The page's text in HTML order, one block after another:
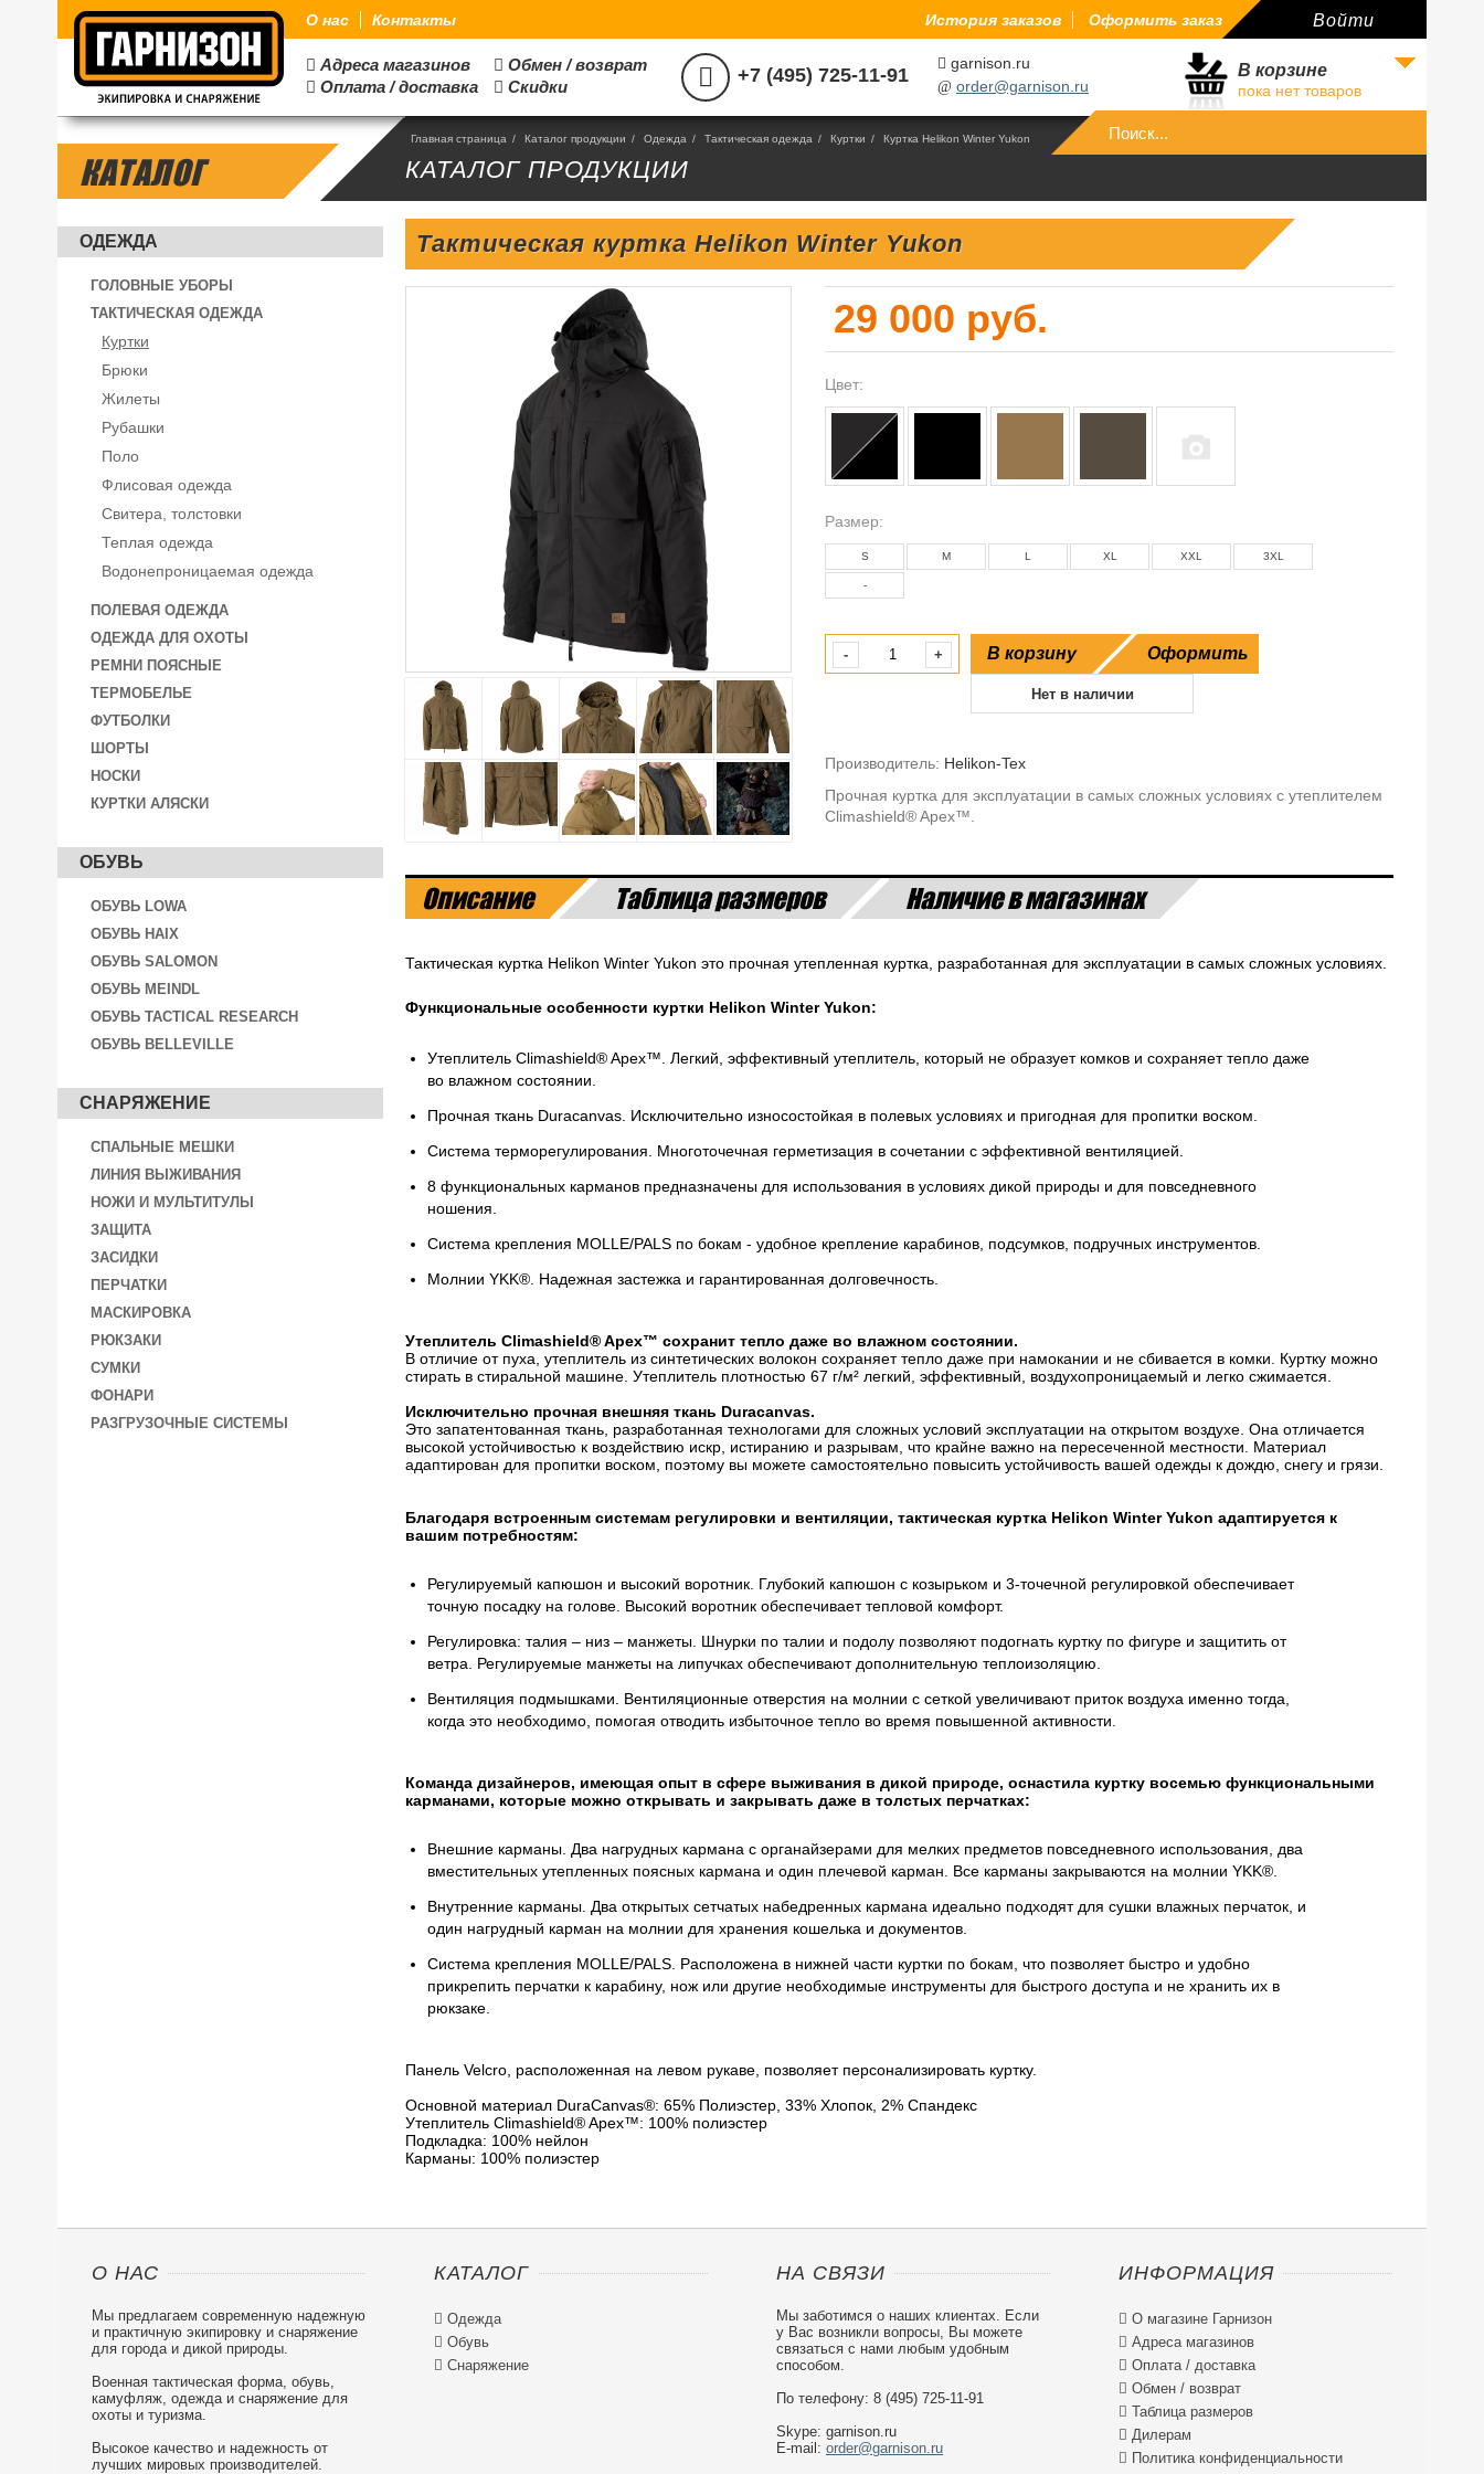
О нас Контакты Войти
История заказов Оформить заказ
 Адреса магазинов  Обмен / возврат
 Оплата / доставка  Скидки  +7 (495) 725-11-91
 garnison.ru
@ order@garnison.ru
В корзине
пока нет товаров
КАТАЛОГ
ОДЕЖДА
ГОЛОВНЫЕ УБОРЫ
ТАКТИЧЕСКАЯ ОДЕЖДА
Куртки
Брюки
Жилеты
Рубашки
Поло
Флисовая одежда
Свитера, толстовки
Теплая одежда
Водонепроницаемая одежда
ПОЛЕВАЯ ОДЕЖДА
ОДЕЖДА ДЛЯ ОХОТЫ
РЕМНИ ПОЯСНЫЕ
ТЕРМОБЕЛЬЕ
ФУТБОЛКИ
ШОРТЫ
НОСКИ
КУРТКИ АЛЯСКИ
ОБУВЬ
ОБУВЬ LOWA
ОБУВЬ HAIX
ОБУВЬ SALOMON
ОБУВЬ MEINDL
ОБУВЬ TACTICAL RESEARCH
ОБУВЬ BELLEVILLE
СНАРЯЖЕНИЕ
СПАЛЬНЫЕ МЕШКИ
ЛИНИЯ ВЫЖИВАНИЯ
НОЖИ И МУЛЬТИТУЛЫ
ЗАЩИТА
ЗАСИДКИ
ПЕРЧАТКИ
МАСКИРОВКА
РЮКЗАКИ
СУМКИ
ФОНАРИ
РАЗГРУЗОЧНЫЕ СИСТЕМЫ
Главная страница / Каталог продукции / Одежда / Тактическая одежда / Куртки / Куртка Helikon Winter Yukon
КАТАЛОГ ПРОДУКЦИИ
Тактическая куртка Helikon Winter Yukon
29 000 руб.
Цвет:
Размeр:
S M L XL XXL 3XL
-
- + В корзину Оформить
Нет в наличии
Производитель: Helikon-Tex
Прочная куртка для эксплуатации в самых сложных условиях с утеплителем
Climashield® Apex™.
Описание Таблица размеров Наличие в магазинах
Тактическая куртка Helikon Winter Yukon это прочная утепленная куртка, разработанная для эксплуатации в самых сложных условиях.
Функциональные особенности куртки Helikon Winter Yukon:
Утеплитель Climashield® Apex™. Легкий, эффективный утеплитель, который не образует комков и сохраняет тепло даже
во влажном состоянии.
Прочная ткань Duracanvas. Исключительно износостойкая в полевых условиях и пригодная для пропитки воском.
Система терморегулирования. Многоточечная герметизация в сочетании с эффективной вентиляцией.
8 функциональных карманов предназначены для использования в условиях дикой природы и для повседневного
ношения.
Система крепления MOLLE/PALS по бокам - удобное крепление карабинов, подсумков, подручных инструментов.
Молнии YKK®. Надежная застежка и гарантированная долговечность.
Утеплитель Climashield® Apex™ сохранит тепло даже во влажном состоянии.
В отличие от пуха, утеплитель из синтетических волокон сохраняет тепло даже при намокании и не сбивается в комки. Куртку можно
стирать в стиральной машине. Утеплитель плотностью 67 г/м² легкий, эффективный, воздухопроницаемый и легко сжимается.
Исключительно прочная внешняя ткань Duracanvas.
Это запатентованная ткань, разработанная технологами для сложных условий эксплуатации на открытом воздухе. Она отличается
высокой устойчивостью к воздействию искр, истиранию и разрывам, что крайне важно на пересеченной местности. Материал
адаптирован для пропитки воском, поэтому вы можете самостоятельно повысить устойчивость вашей одежды к дождю, снегу и грязи.
Благодаря встроенным системам регулировки и вентиляции, тактическая куртка Helikon Winter Yukon адаптируется к
вашим потребностям:
Регулируемый капюшон и высокий воротник. Глубокий капюшон с козырьком и 3-точечной регулировкой обеспечивает
точную посадку на голове. Высокий воротник обеспечивает тепловой комфорт.
Регулировка: талия – низ – манжеты. Шнурки по талии и подолу позволяют подогнать куртку по фигуре и защитить от
ветра. Регулируемые манжеты на липучках обеспечивают дополнительную теплоизоляцию.
Вентиляция подмышками. Вентиляционные отверстия на молнии с сеткой увеличивают приток воздуха именно тогда,
когда это необходимо, помогая отводить избыточное тепло во время повышенной активности.
Команда дизайнеров, имеющая опыт в сфере выживания в дикой природе, оснастила куртку восемью функциональными
карманами, которые можно открывать и закрывать даже в толстых перчатках:
Внешние карманы. Два нагрудных кармана с органайзерами для мелких предметов повседневного использования, два
вместительных утепленных поясных кармана и один плечевой карман. Все карманы закрываются на молнии YKK®.
Внутренние карманы. Два открытых сетчатых набедренных кармана идеально подходят для сушки влажных перчаток, и
один нагрудный карман на молнии для хранения кошелька и документов.
Система крепления MOLLE/PALS. Расположена в нижней части куртки по бокам, что позволяет быстро и удобно
прикрепить перчатки к карабину, нож или другие необходимые инструменты для быстрого доступа и не хранить их в
рюкзаке.
Панель Velcro, расположенная на левом рукаве, позволяет персонализировать куртку.
Основной материал DuraCanvas®: 65% Полиэстер, 33% Хлопок, 2% Спандекс
Утеплитель Climashield® Apex™: 100% полиэстер
Подкладка: 100% нейлон
Карманы: 100% полиэстер
О НАС
Мы предлагаем современную надежную
и практичную экипировку и снаряжение
для города и дикой природы.
Военная тактическая форма, обувь,
камуфляж, одежда и снаряжение для
охоты и туризма.
Высокое качество и надежность от
лучших мировых производителей.
КАТАЛОГ
 Одежда
 Обувь
 Снаряжение
НА СВЯЗИ
Мы заботимся о наших клиентах. Если
у Вас возникли вопросы, Вы можете
связаться с нами любым удобным
способом.
По телефону: 8 (495) 725-11-91
Skype: garnison.ru
E-mail: order@garnison.ru
ИНФОРМАЦИЯ
 О магазине Гарнизон
 Адреса магазинов
 Оплата / доставка
 Обмен / возврат
 Таблица размеров
 Дилерам
 Политика конфиденциальности